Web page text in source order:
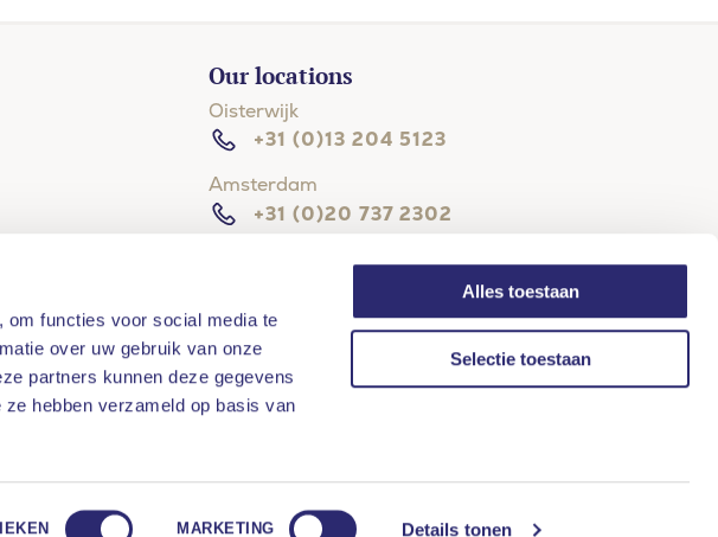
om functies voor social media te
over uw gebruik van onze
partners kunnen deze gegevens
hebben verzameld op basis van
MARKETING Details tonen
Alles toestaan
Selectie toestaan
Our locations
Oisterwijk
+31 (0)13 204 5123
Amsterdam
+31 (0)20 737 2302
Hilversum
+31 (0)35 203 3133
Rotterdam